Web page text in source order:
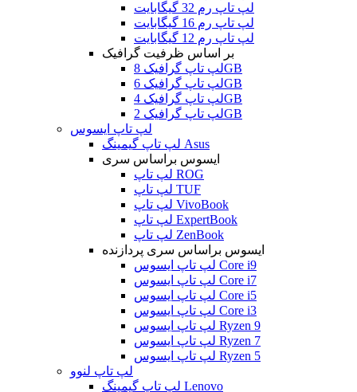
لپ تاپ رم 32 گیگابایت
لپ تاپ رم 16 گیگابایت
لپ تاپ رم 12 گیگابایت
بر اساس ظرفیت گرافیک
لپ تاپ گرافیک 8GB
لپ تاپ گرافیک 6GB
لپ تاپ گرافیک 4GB
لپ تاپ گرافیک 2GB
لپ تاپ ایسوس
لپ تاپ گیمینگ Asus
ایسوس براساس سری
لپ تاپ ROG
لپ تاپ TUF
لپ تاپ VivoBook
لپ تاپ ExpertBook
لپ تاپ ZenBook
ایسوس براساس سری پردازنده
لپ تاپ ایسوس Core i9
لپ تاپ ایسوس Core i7
لپ تاپ ایسوس Core i5
لپ تاپ ایسوس Core i3
لپ تاپ ایسوس Ryzen 9
لپ تاپ ایسوس Ryzen 7
لپ تاپ ایسوس Ryzen 5
لپ تاپ لنوو
لپ تاپ گیمینگ Lenovo